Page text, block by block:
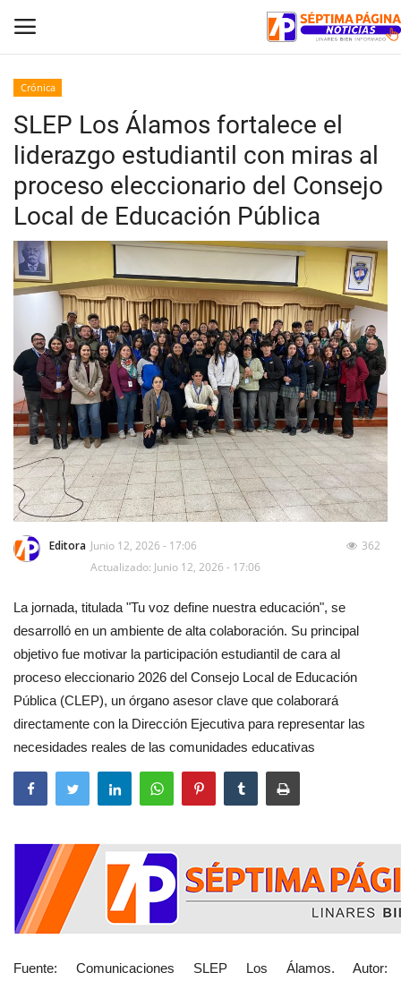
Inicio
Crónica
Policial
Tribunales
Deporte
Política
Espectáculos
Crónica
SLEP Los Álamos fortalece el
liderazgo estudiantil con miras al
proceso eleccionario del Consejo
Local de Educación Pública
Editora Junio 12, 2026 - 17:06
Actualizado: Junio 12, 2026 - 17:06
362
La jornada, titulada "Tu voz define nuestra educación", se
desarrolló en un ambiente de alta colaboración. Su principal
objetivo fue motivar la participación estudiantil de cara al
proceso eleccionario 2026 del Consejo Local de Educación
Pública (CLEP), un órgano asesor clave que colaborará
directamente con la Dirección Ejecutiva para representar las
necesidades reales de las comunidades educativas
Fuente: Comunicaciones SLEP Los Álamos. Autor: